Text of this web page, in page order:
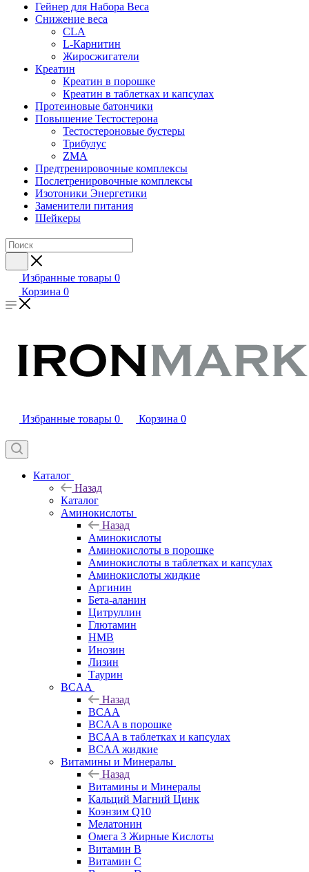
Гейнер для Набора Веса
Снижение веса
CLA
L-Карнитин
Жиросжигатели
Креатин
Креатин в порошке
Креатин в таблетках и капсулах
Протеиновые батончики
Повышение Тестостерона
Тестостероновые бустеры
Трибулус
ZMA
Предтренировочные комплексы
Послетренировочные комплексы
Изотоники Энергетики
Заменители питания
Шейкеры
Избранные товары 0
Корзина 0
Избранные товары 0 Корзина 0
Каталог
Назад
Каталог
Аминокислоты
Назад
Аминокислоты
Аминокислоты в порошке
Аминокислоты в таблетках и капсулах
Аминокислоты жидкие
Аргинин
Бета-аланин
Цитруллин
Глютамин
HMB
Инозин
Лизин
Таурин
BCAA
Назад
BCAA
BCAA в порошке
BCAA в таблетках и капсулах
BCAA жидкие
Витамины и Минералы
Назад
Витамины и Минералы
Кальций Магний Цинк
Коэнзим Q10
Мелатонин
Омега 3 Жирные Кислоты
Витамин B
Витамин C